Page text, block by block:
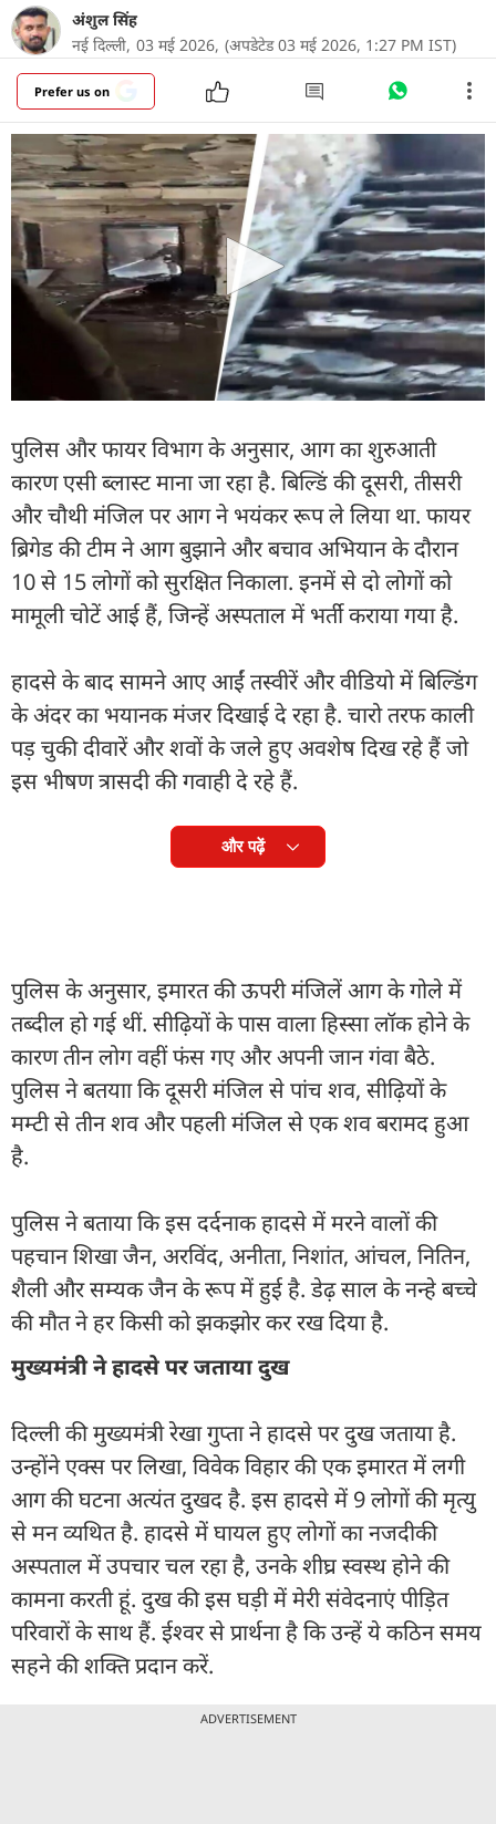
अंशुल सिंह
नई दिल्ली, 03 मई 2026, (अपडेटेड 03 मई 2026, 1:27 PM IST)
Prefer us on
दिल्ली के विवेक विहार इलाके में रविवार तड़के चार मंजिला
रिहाइशी बिल्डिंग में लगी भीषण आग ने कई हंसते-खेलते
परिवारों को उजाड़ दिया है. इस हादसे में एक मासूम बच्चे और
चार महिलाओं समेत कुल नौ लोगों की मौत हो गई. अब घटना
के बाद का एक दहला देने वाला वीडियो सामने आया है,
जिसमें चार मंजिला इमारत के अंदर सिर्फ राख और तबाही
नजर आ रही है.
पुलिस और फायर विभाग के अनुसार, आग का शुरुआती
कारण एसी ब्लास्ट माना जा रहा है. बिल्डिं की दूसरी, तीसरी
और चौथी मंजिल पर आग ने भयंकर रूप ले लिया था. फायर
ब्रिगेड की टीम ने आग बुझाने और बचाव अभियान के दौरान
10 से 15 लोगों को सुरक्षित निकाला. इनमें से दो लोगों को
मामूली चोटें आई हैं, जिन्हें अस्पताल में भर्ती कराया गया है.
हादसे के बाद सामने आए आईं तस्वीरें और वीडियो में बिल्डिंग
के अंदर का भयानक मंजर दिखाई दे रहा है. चारो तरफ काली
पड़ चुकी दीवारें और शवों के जले हुए अवशेष दिख रहे हैं जो
इस भीषण त्रासदी की गवाही दे रहे हैं.
और पढ़ें
पुलिस के अनुसार, इमारत की ऊपरी मंजिलें आग के गोले में
तब्दील हो गई थीं. सीढ़ियों के पास वाला हिस्सा लॉक होने के
कारण तीन लोग वहीं फंस गए और अपनी जान गंवा बैठे.
पुलिस ने बतयाा कि दूसरी मंजिल से पांच शव, सीढ़ियों के
मम्टी से तीन शव और पहली मंजिल से एक शव बरामद हुआ
है.
पुलिस ने बताया कि इस दर्दनाक हादसे में मरने वालों की
पहचान शिखा जैन, अरविंद, अनीता, निशांत, आंचल, नितिन,
शैली और सम्यक जैन के रूप में हुई है. डेढ़ साल के नन्हे बच्चे
की मौत ने हर किसी को झकझोर कर रख दिया है.
मुख्यमंत्री ने हादसे पर जताया दुख
दिल्ली की मुख्यमंत्री रेखा गुप्ता ने हादसे पर दुख जताया है.
उन्होंने एक्स पर लिखा, विवेक विहार की एक इमारत में लगी
आग की घटना अत्यंत दुखद है. इस हादसे में 9 लोगों की मृत्यु
से मन व्यथित है. हादसे में घायल हुए लोगों का नजदीकी
अस्पताल में उपचार चल रहा है, उनके शीघ्र स्वस्थ होने की
कामना करती हूं. दुख की इस घड़ी में मेरी संवेदनाएं पीड़ित
परिवारों के साथ हैं. ईश्वर से प्रार्थना है कि उन्हें ये कठिन समय
सहने की शक्ति प्रदान करें.
ADVERTISEMENT